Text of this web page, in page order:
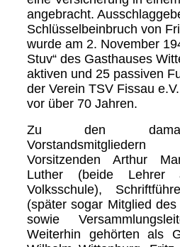
angebracht.
Schlüsselbeinbruch von
wurde am 2. November 19
Stuv“ des Gasthauses
aktiven und 25 passiven
der Verein TSV Fissau
vor über 70 Jahren.
Zu den
Vorsitzenden Arthur
Luther (beide Lehrer
Volksschule),
(später sogar Mitglied
sowie
Weiterhin gehörten als